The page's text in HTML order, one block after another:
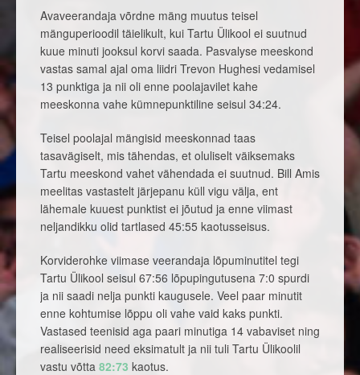
Avaveerandaja võrdne mäng muutus teisel
mänguperioodil täielikult, kui Tartu Ülikool ei suutnud
kuue minuti jooksul korvi saada. Pasvalyse meeskond
vastas samal ajal oma liidri Trevon Hughesi vedamisel
13 punktiga ja nii oli enne poolajavilet kahe
meeskonna vahe kümnepunktiline seisul 34:24.
Teisel poolajal mängisid meeskonnad taas
tasavägiselt, mis tähendas, et oluliselt väiksemaks
Tartu meeskond vahet vähendada ei suutnud. Bill Amis
meelitas vastastelt järjepanu küll vigu välja, ent
lähemale kuuest punktist ei jõutud ja enne viimast
neljandikku olid tartlased 45:55 kaotusseisus.
Korviderohke viimase veerandaja lõpuminutitel tegi
Tartu Ülikool seisul 67:56 lõpupingutusena 7:0 spurdi
ja nii saadi nelja punkti kaugusele. Veel paar minutit
enne kohtumise lõppu oli vahe vaid kaks punkti.
Vastased teenisid aga paari minutiga 14 vabaviset ning
realiseerisid need eksimatult ja nii tuli Tartu Ülikoolil
vastu võtta 82:73 kaotus.